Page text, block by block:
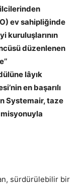
ev sahipliğinde
kuruluşlarının
düzenlenen
lâyık
en başarılı
Systemair, taze
misyonuyla
sürdürülebilir bir